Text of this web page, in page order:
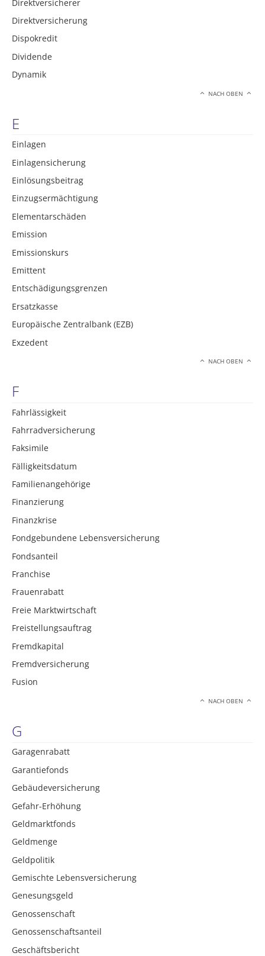
Direktversicherer
Direktversicherung
Dispokredit
Dividende
Dynamik
NACH OBEN
E
Einlagen
Einlagensicherung
Einlösungsbeitrag
Einzugsermächtigung
Elementarschäden
Emission
Emissionskurs
Emittent
Entschädigungsgrenzen
Ersatzkasse
Europäische Zentralbank (EZB)
Exzedent
NACH OBEN
F
Fahrlässigkeit
Fahrradversicherung
Faksimile
Fälligkeitsdatum
Familienangehörige
Finanzierung
Finanzkrise
Fondgebundene Lebensversicherung
Fondsanteil
Franchise
Frauenrabatt
Freie Marktwirtschaft
Freistellungsauftrag
Fremdkapital
Fremdversicherung
Fusion
NACH OBEN
G
Garagenrabatt
Garantiefonds
Gebäudeversicherung
Gefahr-Erhöhung
Geldmarktfonds
Geldmenge
Geldpolitik
Gemischte Lebensversicherung
Genesungsgeld
Genossenschaft
Genossenschaftsanteil
Geschäftsbericht